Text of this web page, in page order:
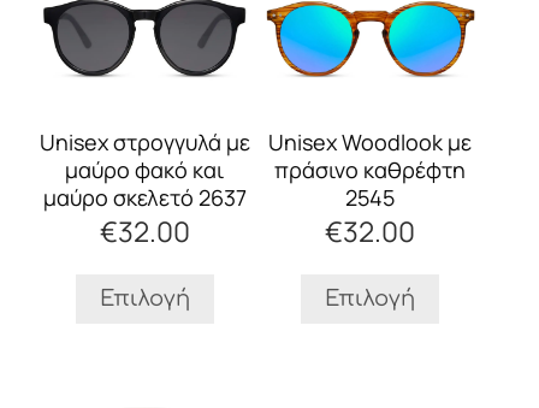
Unisex στρογγυλά με
μαύρο φακό και
μαύρο σκελετό 2637
€32.00
Επιλογή
προϊόν
έχει
πολλαπλές
Οι
επιλογές
μπορούν
επιλεγούν
σελίδα
Unisex Woodlook με
πράσινο καθρέφτη
2545
€32.00
Επιλογή
προϊόν
έχει
πολλαπλές
Οι
επιλογές
μπορούν
επιλεγούν
σελίδα